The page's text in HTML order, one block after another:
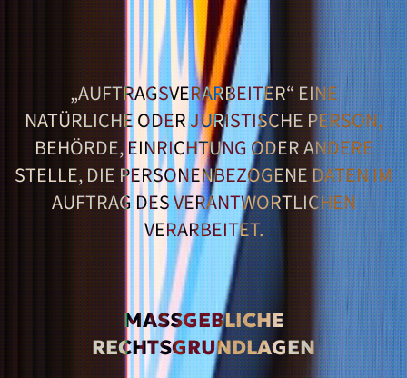
„AUFTRAGSVERARBEITER“ EINE
NATÜRLICHE ODER JURISTISCHE PERSON,
BEHÖRDE, EINRICHTUNG ODER ANDERE
STELLE, DIE PERSONENBEZOGENE DATEN IM
AUFTRAG DES VERANTWORTLICHEN
VERARBEITET.
MASSGEBLICHE R
ECHTSGRUNDLAGEN